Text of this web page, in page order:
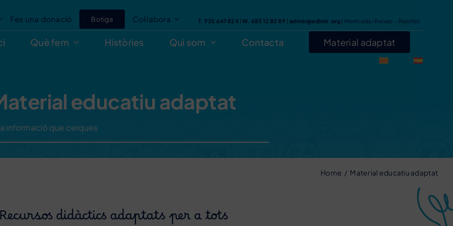
Fes una donació Botiga Col·labora T. 935 647 824|W. 683 12 82 89 |adimir@adimir.org | Montcada i Reixac – Ripollet
Què fem Històries Qui som Contacta Material adaptat
educatiu adaptat
Home Material educatiu adaptat
Recursos didàctics adaptats per a tots